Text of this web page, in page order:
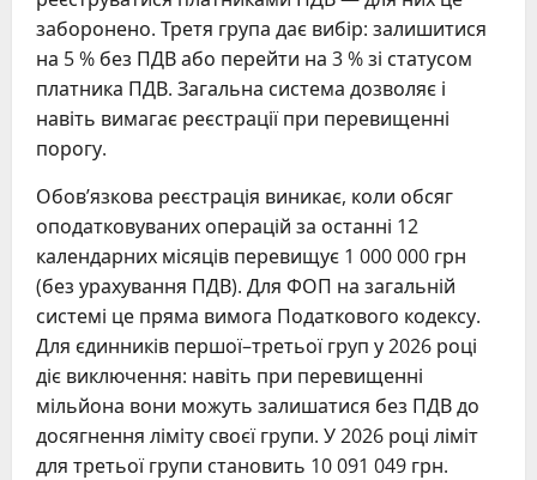
заборонено. Третя група дає вибір: залишитися
на 5 % без ПДВ або перейти на 3 % зі статусом
платника ПДВ. Загальна система дозволяє і
навіть вимагає реєстрації при перевищенні
порогу.
Обов’язкова реєстрація виникає, коли обсяг
оподатковуваних операцій за останні 12
календарних місяців перевищує 1 000 000 грн
(без урахування ПДВ). Для ФОП на загальній
системі це пряма вимога Податкового кодексу.
Для єдинників першої–третьої груп у 2026 році
діє виключення: навіть при перевищенні
мільйона вони можуть залишатися без ПДВ до
досягнення ліміту своєї групи. У 2026 році ліміт
для третьої групи становить 10 091 049 грн.